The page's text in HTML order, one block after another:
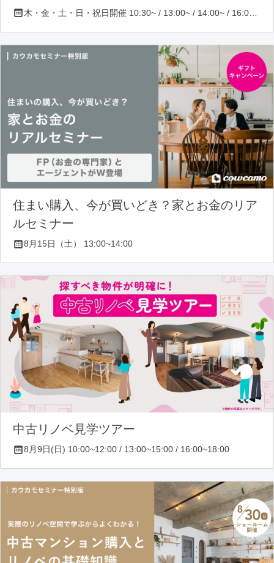
住まい購入、今が買いどき？家とお金のリア
ルセミナー
8月15日（土） 13:00~14:00
中古リノベ見学ツアー
8月9日(日) 10:00~12:00 / 13:00~15:00 / 16:00~18:00